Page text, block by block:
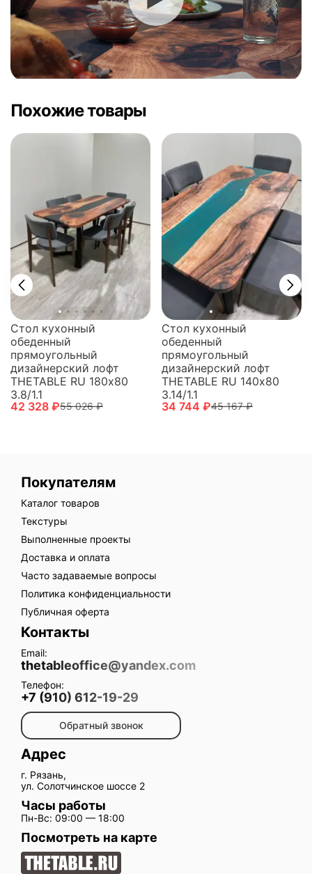
Похожие товары
Стол кухонный
обеденный
прямоугольный
дизайнерский лофт
THETABLE RU 180х80
3.8/1.1
42 328 ₽55 026 ₽
Стол кухонный
обеденный
прямоугольный
дизайнерский лофт
THETABLE RU 140х80
3.14/1.1
34 744 ₽45 167 ₽
Покупателям
Каталог товаров
Текстуры
Выполненные проекты
Доставка и оплата
Часто задаваемые вопросы
Политика конфиденциальности
Публичная оферта
Контакты
Email:
thetableoffice@yandex.com
Телефон:
+7 (910) 612-19-29
Обратный звонок
Адрес
г. Рязань,
ул. Солотчинское шоссе 2
Часы работы
Пн-Вс: 09:00 — 18:00
Посмотреть на карте